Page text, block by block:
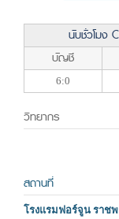
นับชั่วโมง
บัญชี
6:0
วิทยากร
สถานที่
โรงแรมฟอร์จูน ราช